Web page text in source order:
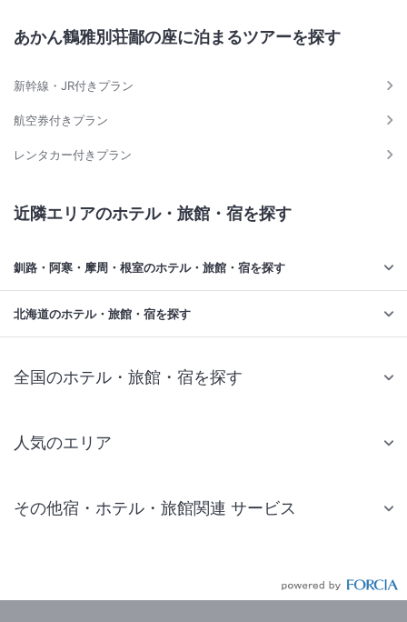
あかん鶴雅別荘鄙の座に泊まるツアーを探す
新幹線・JR付きプラン
航空券付きプラン
レンタカー付きプラン
近隣エリアのホテル・旅館・宿を探す
釧路・阿寒・摩周・根室のホテル・旅館・宿を探す
北海道のホテル・旅館・宿を探す
全国のホテル・旅館・宿を探す
人気のエリア
仙台 ホテル
その他宿・ホテル・旅館関連 サービス